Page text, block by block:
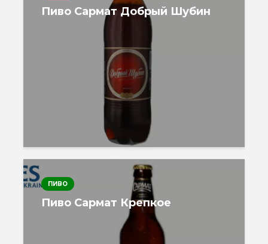
Пиво Сармат Добрый Шубин
ПИВО
Пиво Сармат Крепкое